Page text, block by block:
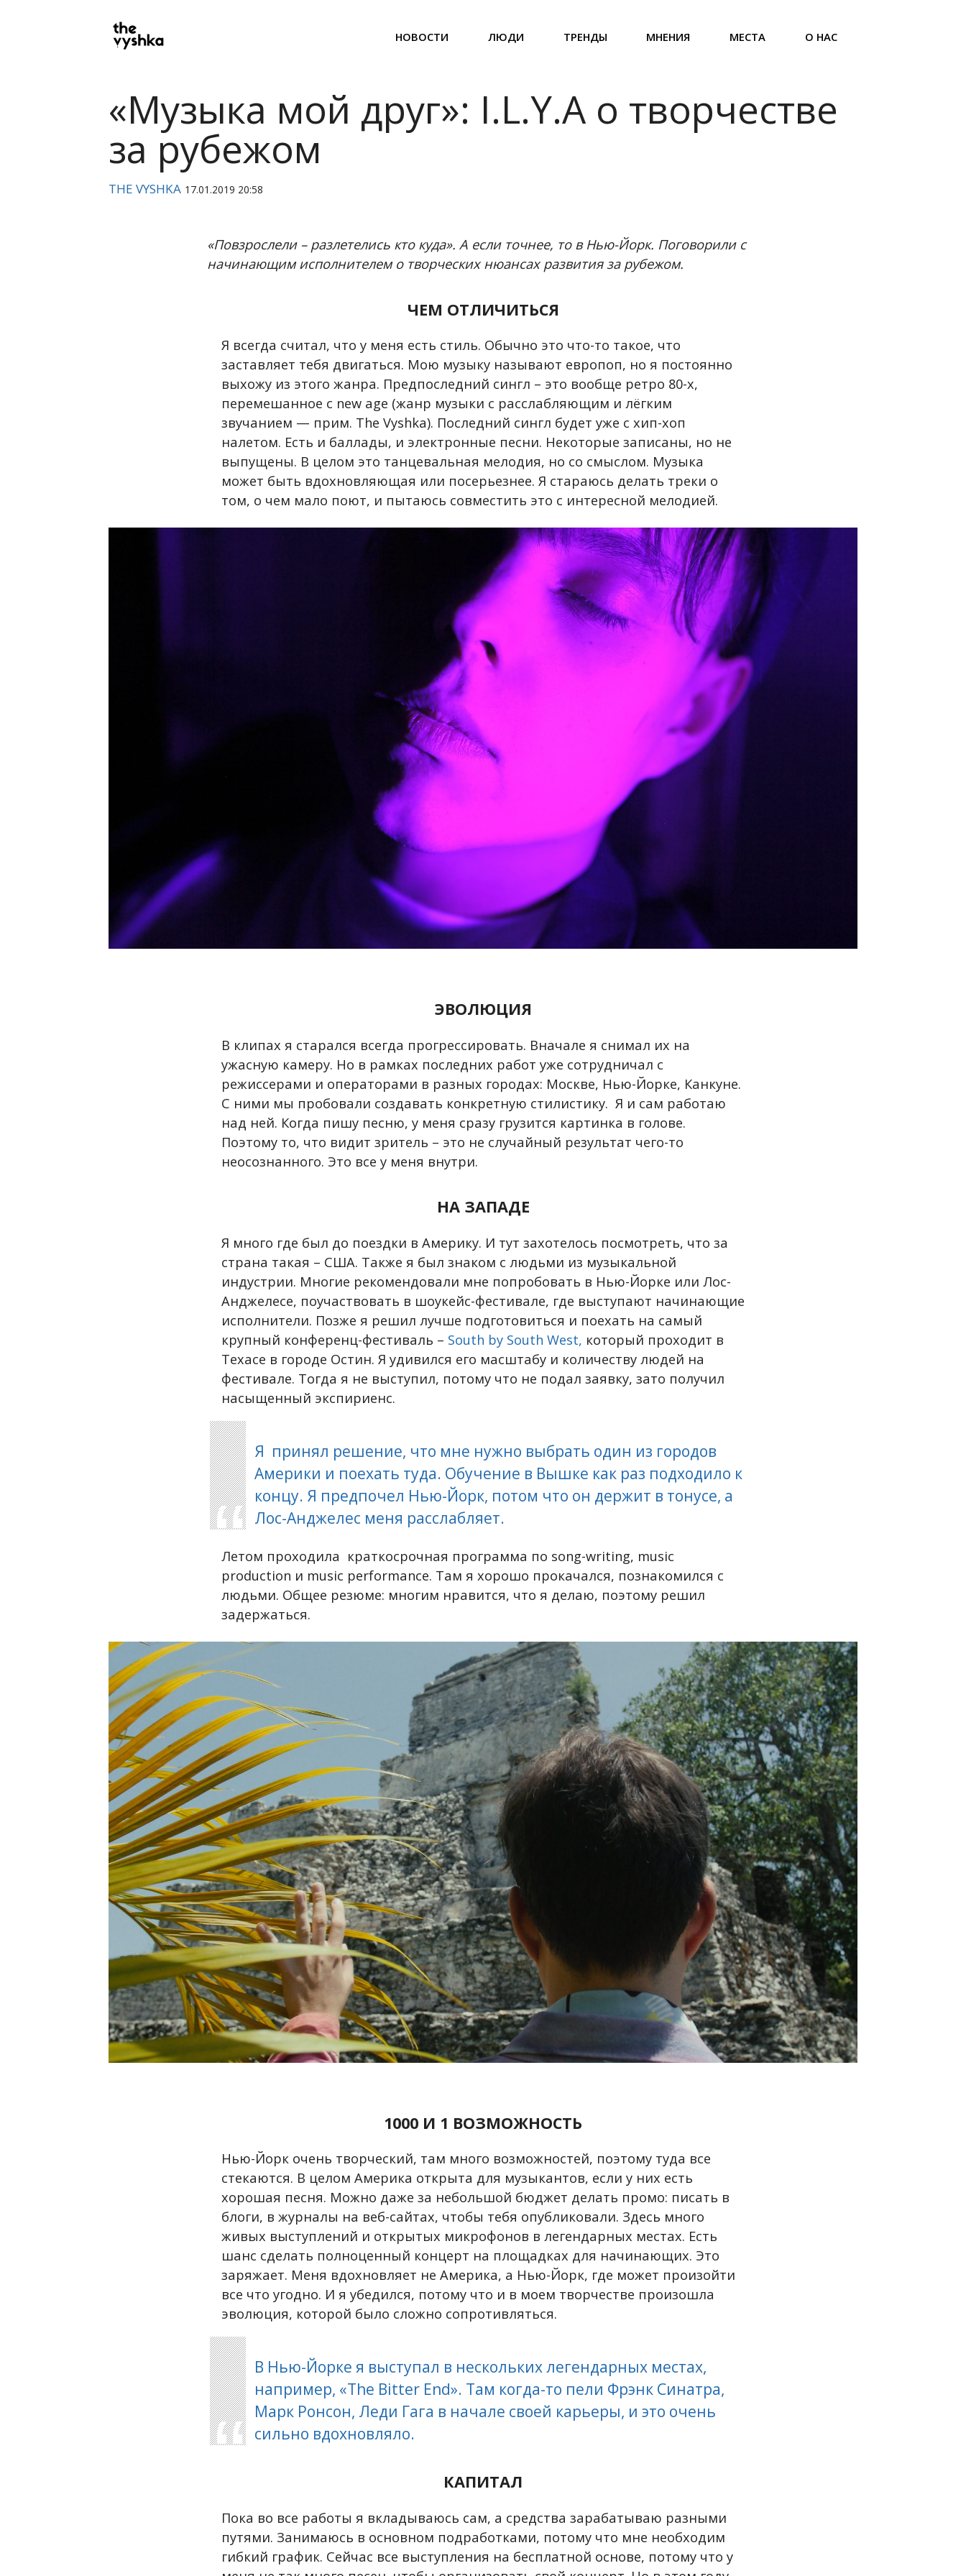
PRIMARY
NAVIGATION НОВОСТИ ЛЮДИ ТРЕНДЫ МНЕНИЯ МЕСТА О НАС
«Музыка мой друг»: I.L.Y.A о творчестве
за рубежом
THE VYSHKA 17.01.2019 20:58
«Повзрослели – разлетелись кто куда». А если точнее, то в Нью-Йорк. Поговорили с
начинающим исполнителем о творческих нюансах развития за рубежом.
ЧЕМ ОТЛИЧИТЬСЯ
Я всегда считал, что у меня есть стиль. Обычно это что-то такое, что
заставляет тебя двигаться. Мою музыку называют европоп, но я постоянно
выхожу из этого жанра. Предпоследний сингл – это вообще ретро 80-х,
перемешанное с new age (жанр музыки с расслабляющим и лёгким
звучанием — прим. The Vyshka). Последний сингл будет уже с хип-хоп
налетом. Есть и баллады, и электронные песни. Некоторые записаны, но не
выпущены. В целом это танцевальная мелодия, но со смыслом. Музыка
может быть вдохновляющая или посерьезнее. Я стараюсь делать треки о
том, о чем мало поют, и пытаюсь совместить это с интересной мелодией.
ЭВОЛЮЦИЯ
В клипах я старался всегда прогрессировать. Вначале я снимал их на
ужасную камеру. Но в рамках последних работ уже сотрудничал с
режиссерами и операторами в разных городах: Москве, Нью-Йорке, Канкуне.
С ними мы пробовали создавать конкретную стилистику. Я и сам работаю
над ней. Когда пишу песню, у меня сразу грузится картинка в голове.
Поэтому то, что видит зритель – это не случайный результат чего-то
неосознанного. Это все у меня внутри.
НА ЗАПАДЕ
Я много где был до поездки в Америку. И тут захотелось посмотреть, что за
страна такая – США. Также я был знаком с людьми из музыкальной
индустрии. Многие рекомендовали мне попробовать в Нью-Йорке или Лос-
Анджелесе, поучаствовать в шоукейс-фестивале, где выступают начинающие
исполнители. Позже я решил лучше подготовиться и поехать на самый
крупный конференц-фестиваль – South by South West, который проходит в
Техасе в городе Остин. Я удивился его масштабу и количеству людей на
фестивале. Тогда я не выступил, потому что не подал заявку, зато получил
насыщенный экспириенс.
Я принял решение, что мне нужно выбрать один из городов
Америки и поехать туда. Обучение в Вышке как раз подходило к
концу. Я предпочел Нью-Йорк, потом что он держит в тонусе, а
Лос-Анджелес меня расслабляет.
Летом проходила краткосрочная программа по song-writing, music
production и music performance. Там я хорошо прокачался, познакомился с
людьми. Общее резюме: многим нравится, что я делаю, поэтому решил
задержаться.
1000 И 1 ВОЗМОЖНОСТЬ
Нью-Йорк очень творческий, там много возможностей, поэтому туда все
стекаются. В целом Америка открыта для музыкантов, если у них есть
хорошая песня. Можно даже за небольшой бюджет делать промо: писать в
блоги, в журналы на веб-сайтах, чтобы тебя опубликовали. Здесь много
живых выступлений и открытых микрофонов в легендарных местах. Есть
шанс сделать полноценный концерт на площадках для начинающих. Это
заряжает. Меня вдохновляет не Америка, а Нью-Йорк, где может произойти
все что угодно. И я убедился, потому что и в моем творчестве произошла
эволюция, которой было сложно сопротивляться.
В Нью-Йорке я выступал в нескольких легендарных местах,
например, «The Bitter End». Там когда-то пели Фрэнк Синатра,
Марк Ронсон, Леди Гага в начале своей карьеры, и это очень
сильно вдохновляло.
КАПИТАЛ
Пока во все работы я вкладываюсь сам, а средства зарабатываю разными
путями. Занимаюсь в основном подработками, потому что мне необходим
гибкий график. Сейчас все выступления на бесплатной основе, потому что у